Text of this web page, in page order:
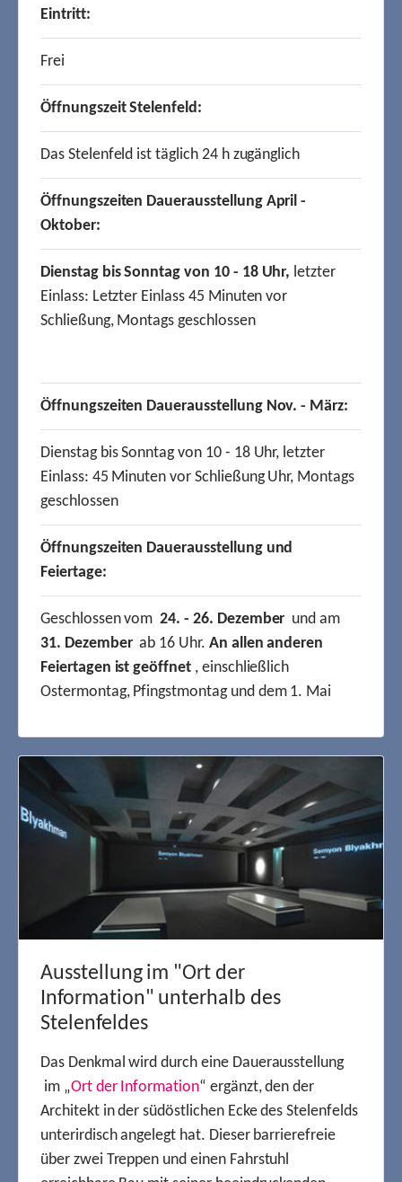
Ausstellung im "Ort der
Information" unterhalb des
Stelenfeldes
Das Denkmal wird durch eine Dauerausstellung
im „Ort der Information“ ergänzt, den der
Architekt in der südöstlichen Ecke des Stelenfelds
unterirdisch angelegt hat. Dieser barrierefreie
über zwei Treppen und einen Fahrstuhl
Eintritt:
Frei
Öffnungszeit Stelenfeld:
Das Stelenfeld ist täglich 24 h zugänglich
Öffnungszeiten Dauerausstellung April -
Oktober:
Dienstag bis Sonntag von 10 - 18 Uhr, letzter
Einlass: Letzter Einlass 45 Minuten vor
Schließung, Montags geschlossen
Öffnungszeiten Dauerausstellung Nov. - März:
Dienstag bis Sonntag von 10 - 18 Uhr, letzter
Einlass: 45 Minuten vor Schließung Uhr, Montags
geschlossen
Öffnungszeiten Dauerausstellung und
Feiertage:
Geschlossen vom24. - 26. Dezember und am
31. Dezemberab 16 Uhr. An allen anderen
Feiertagen ist geöffnet, einschließlich
Ostermontag, Pfingstmontag und dem 1. Mai